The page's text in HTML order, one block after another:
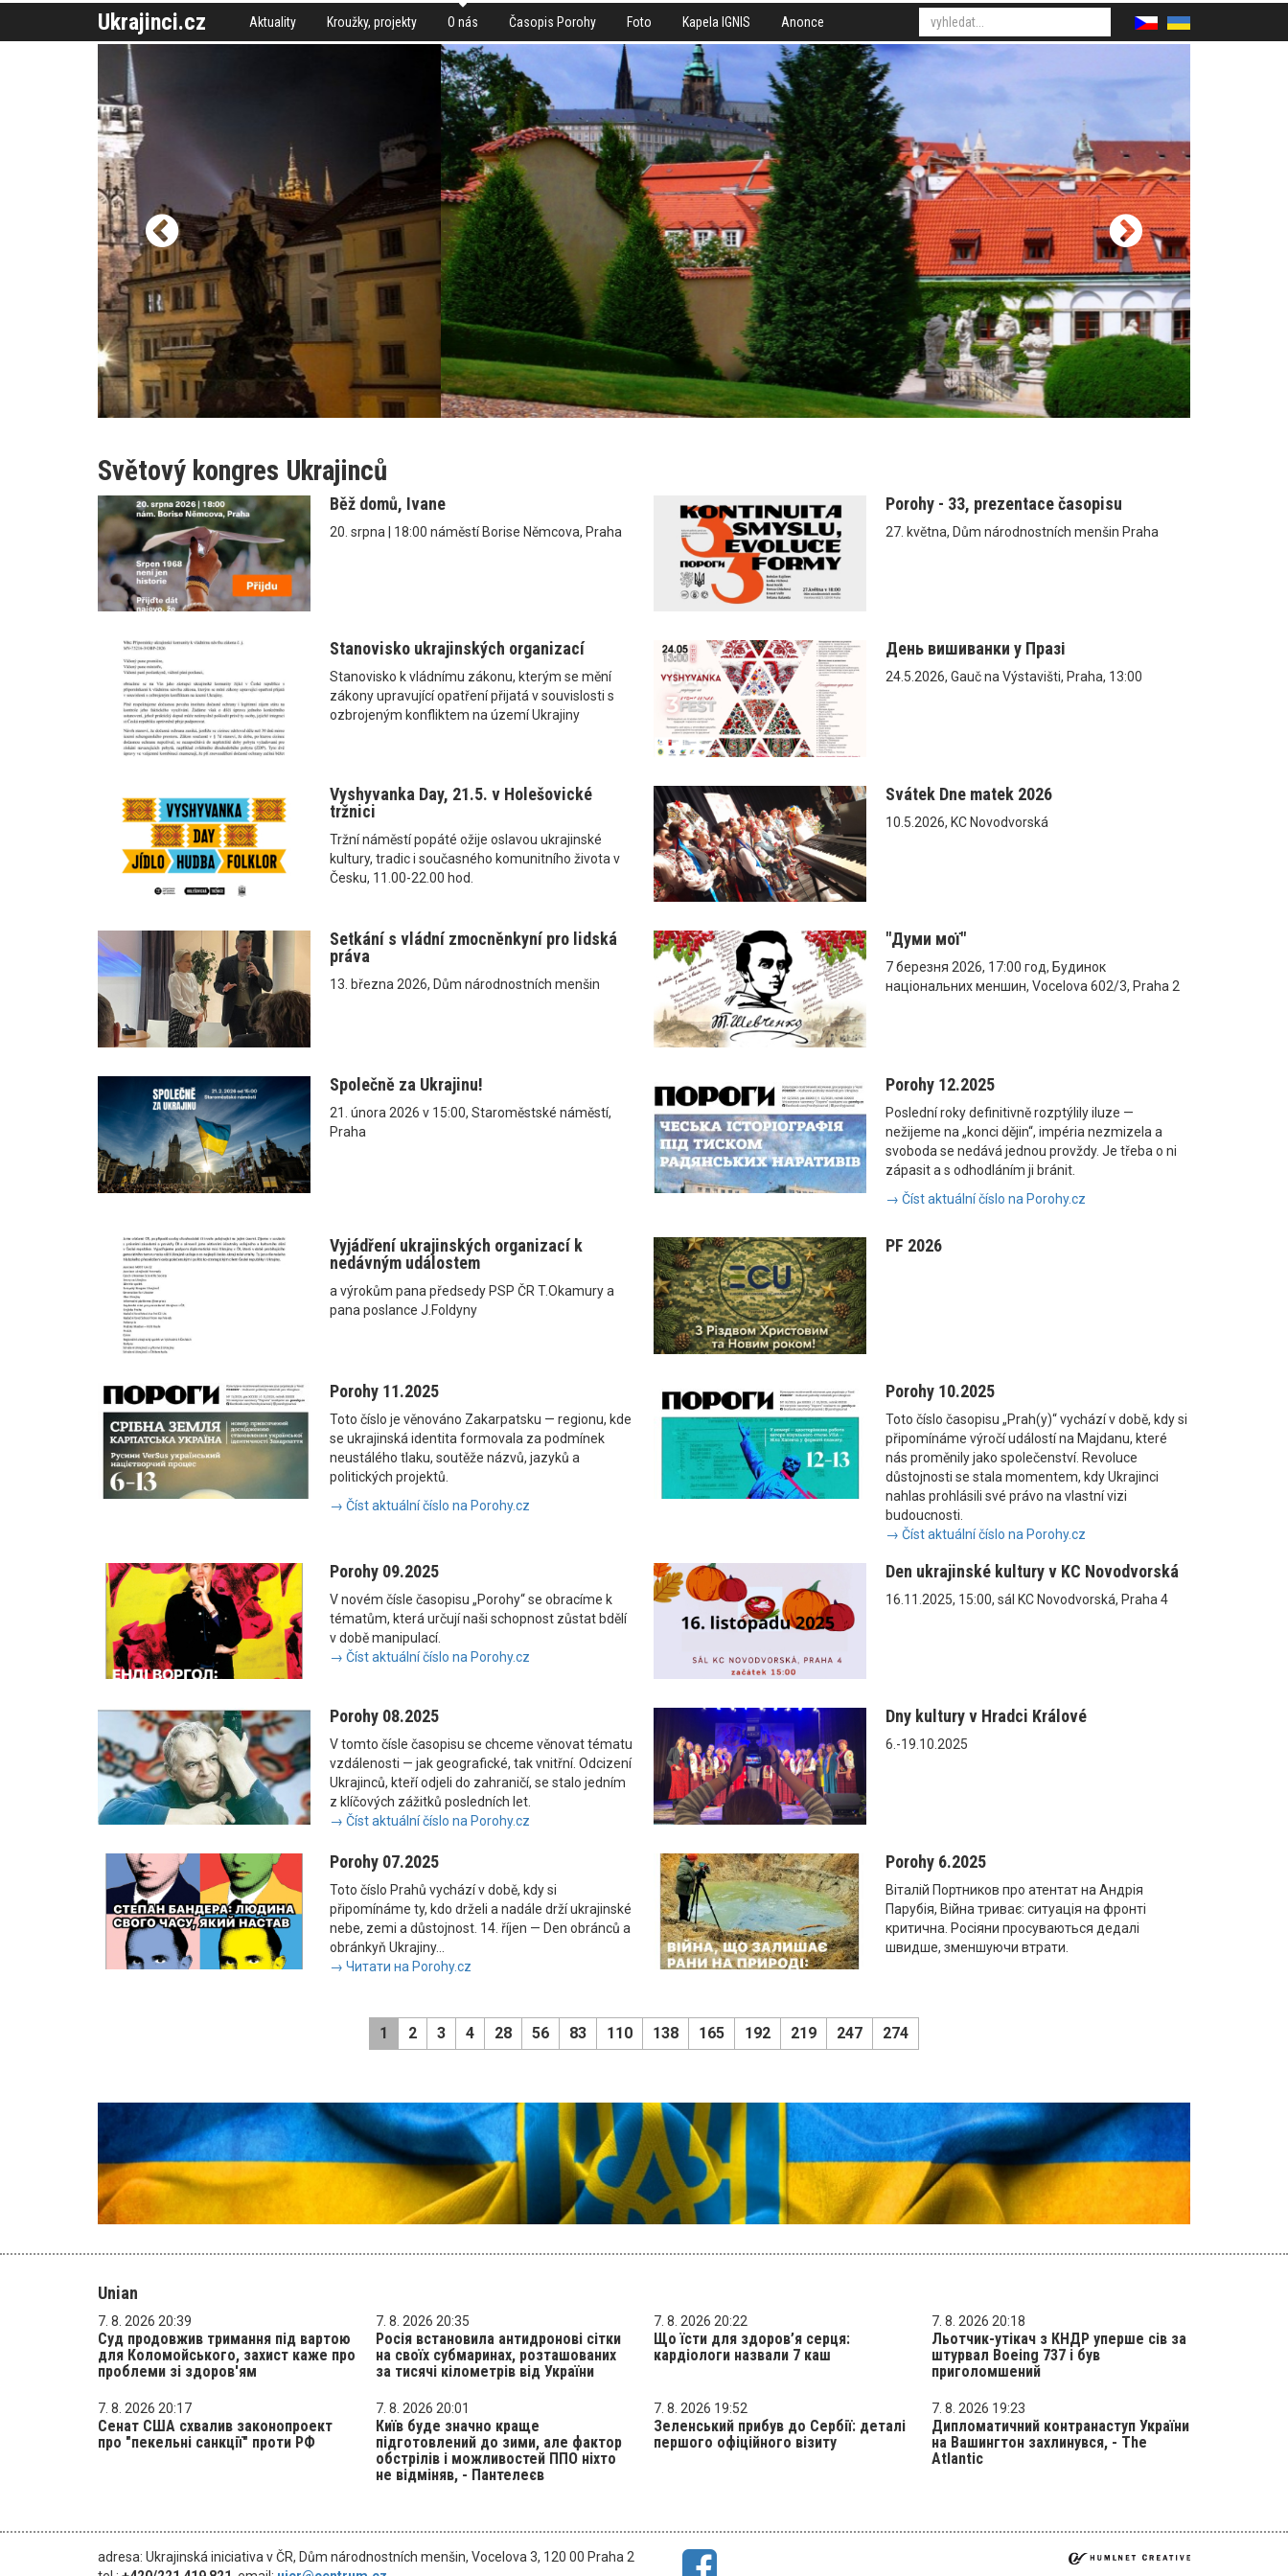
Ukrajinci.cz Aktuality Kroužky, projekty O nás Časopis Porohy Foto Kapela IGNIS Anonce
Světový kongres Ukrajinců
Běž domů, Ivane
20. srpna | 18:00 náměstí Borise Němcova, Praha
Porohy - 33, prezentace časopisu
27. května, Dům národnostních menšin Praha
Stanovisko ukrajinských organizací
Stanovisko k vládnímu zákonu, kterým se mění
zákony upravující opatření přijatá v souvislosti s
ozbrojeným konfliktem na území Ukrajiny
День вишиванки у Празі
24.5.2026, Gauč na Výstavišti, Praha, 13:00
Vyshyvanka Day, 21.5. v Holešovické
tržnici
Tržní náměstí popáté ožije oslavou ukrajinské
kultury, tradic i současného komunitního života v
Česku, 11.00-22.00 hod.
Svátek Dne matek 2026
10.5.2026, KC Novodvorská
Setkání s vládní zmocněnkyní pro lidská
práva
13. března 2026, Dům národnostních menšin
"Думи мої"
7 березня 2026, 17:00 год, Будинок
національних меншин, Vocelova 602/3, Praha 2
Společně za Ukrajinu!
21. února 2026 v 15:00, Staroměstské náměstí,
Praha
Porohy 12.2025
Poslední roky definitivně rozptýlily iluze —
nežijeme na „konci dějin“, impéria nezmizela a
svoboda se nedává jednou provždy. Je třeba o ni
zápasit a s odhodláním ji bránit.
→ Číst aktuální číslo na Porohy.cz
Vyjádření ukrajinských organizací k
nedávným událostem
a výrokům pana předsedy PSP ČR T.Okamury a
pana poslance J.Foldyny
PF 2026
Porohy 11.2025
Toto číslo je věnováno Zakarpatsku — regionu, kde
se ukrajinská identita formovala za podmínek
neustálého tlaku, soutěže názvů, jazyků a
politických projektů.
→ Číst aktuální číslo na Porohy.cz
Porohy 10.2025
Toto číslo časopisu „Prah(y)“ vychází v době, kdy si
připomínáme výročí událostí na Majdanu, které
nás proměnily jako společenství. Revoluce
důstojnosti se stala momentem, kdy Ukrajinci
nahlas prohlásili své právo na vlastní vizi
budoucnosti.
→ Číst aktuální číslo na Porohy.cz
Porohy 09.2025
V novém čísle časopisu „Porohy“ se obracíme k
tématům, která určují naši schopnost zůstat bdělí
v době manipulací.
→ Číst aktuální číslo na Porohy.cz
Den ukrajinské kultury v KC Novodvorská
16.11.2025, 15:00, sál KC Novodvorská, Praha 4
Porohy 08.2025
V tomto čísle časopisu se chceme věnovat tématu
vzdálenosti — jak geografické, tak vnitřní. Odcizení
Ukrajinců, kteří odjeli do zahraničí, se stalo jedním
z klíčových zážitků posledních let.
→ Číst aktuální číslo na Porohy.cz
Dny kultury v Hradci Králové
6.-19.10.2025
Porohy 07.2025
Toto číslo Prahů vychází v době, kdy si
připomínáme ty, kdo drželi a nadále drží ukrajinské
nebe, zemi a důstojnost. 14. říjen — Den obránců a
obránkyň Ukrajiny...
→ Читати на Porohy.cz
Porohy 6.2025
Віталій Портников про атентат на Андрія
Парубія, Війна триває: ситуація на фронті
критична. Росіяни просуваються дедалі
швидше, зменшуючи втрати.
1 2 3 4 28 56 83 110 138 165 192 219 247 274
Unian
7. 8. 2026 20:39
Суд продовжив тримання під вартою
для Коломойського, захист каже про
проблеми зі здоров'ям
7. 8. 2026 20:35
Росія встановила антидронові сітки
на своїх субмаринах, розташованих
за тисячі кілометрів від України
7. 8. 2026 20:22
Що їсти для здоров’я серця:
кардіологи назвали 7 каш
7. 8. 2026 20:18
Льотчик-утікач з КНДР уперше сів за
штурвал Boeing 737 і був
приголомшений
7. 8. 2026 20:17
Сенат США схвалив законопроект
про "пекельні санкції" проти РФ
7. 8. 2026 20:01
Київ буде значно краще
підготовлений до зими, але фактор
обстрілів і можливостей ППО ніхто
не відміняв, - Пантелеєв
7. 8. 2026 19:52
Зеленський прибув до Сербії: деталі
першого офіційного візиту
7. 8. 2026 19:23
Дипломатичний контранаступ України
на Вашингтон захлинувся, - The
Atlantic
adresa: Ukrajinská iniciativa v ČR, Dům národnostních menšin, Vocelova 3, 120 00 Praha 2